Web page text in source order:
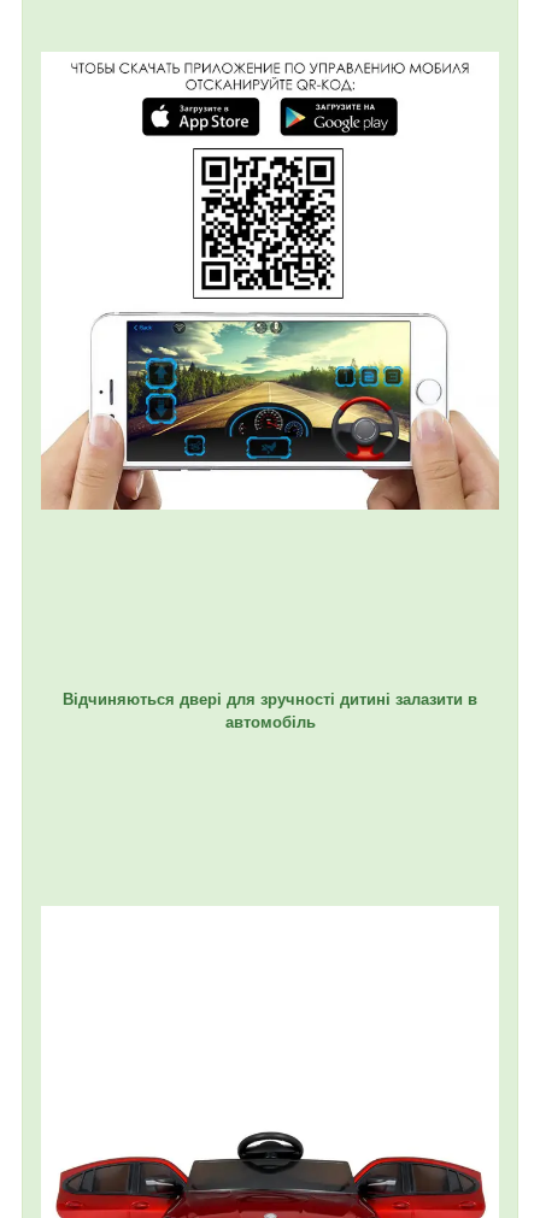
Відчиняються двері для зручності дитині залазити в
автомобіль